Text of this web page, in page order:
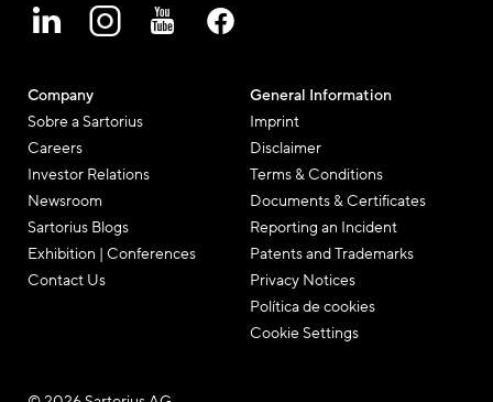
Company
Sobre a Sartorius
Careers
Investor Relations
Newsroom
Sartorius Blogs
Exhibition | Conferences
Contact Us
General Information
Imprint
Disclaimer
Terms & Conditions
Documents & Certificates
Reporting an Incident
Patents and Trademarks
Privacy Notices
Política de cookies
Cookie Settings